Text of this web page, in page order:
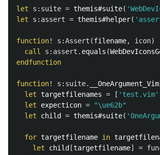
let s:suite = themis#suite(
let
s:assert = themis#helper(
function! s:Assert (filename, icon)
call
s:assert . equals (
endfunction
function! s:suite.
let targetfilenames = [ 'test.vim'
let expecticon =
"\ue62b"
let child = themis#suite(
for targetfilename in
let child [targetfilename] =